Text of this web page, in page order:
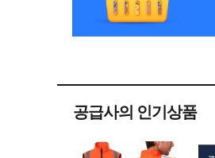
공급사의 인기상품